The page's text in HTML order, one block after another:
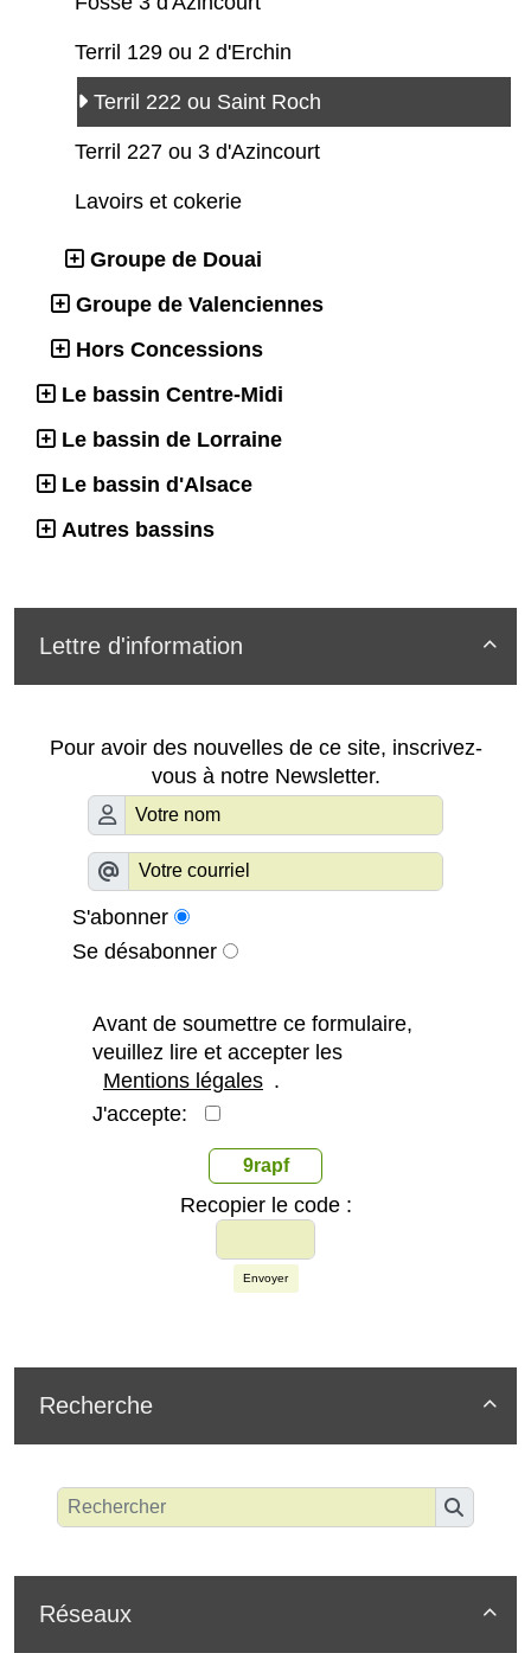
Terril 129 ou 2 d'Erchin
Terril 222 ou Saint Roch
Terril 227 ou 3 d'Azincourt
Lavoirs et cokerie
Groupe de Douai
Groupe de Valenciennes
Hors Concessions
Le bassin Centre-Midi
Le bassin de Lorraine
Le bassin d'Alsace
Autres bassins

Lettre d'information
Pour avoir des nouvelles de ce site, inscrivez-
vous à notre Newsletter.
S'abonner
Se désabonner
Avant de soumettre ce formulaire,
veuillez lire et accepter les
Mentions légales .
J'accepte:
9rapf
Recopier le code :
Envoyer

Recherche

Réseaux